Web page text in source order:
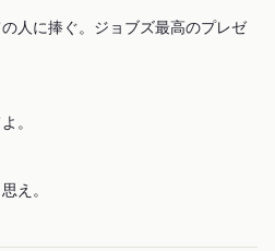
人に捧ぐ。ジョブズ最高のプレゼ
。
え。